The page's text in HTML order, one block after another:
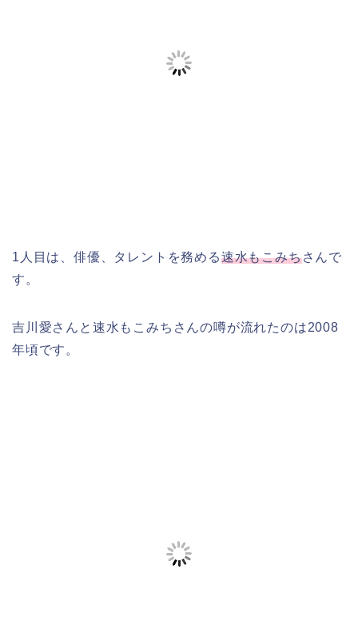
1人目は、俳優、タレントを務める速水もこみちさんで
す。
吉川愛さんと速水もこみちさんの噂が流れたのは2008
年頃です。